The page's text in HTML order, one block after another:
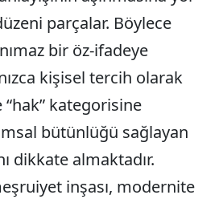
parçalar. Böylece
bir öz-ifadeye
kişisel tercih olarak
“hak” kategorisine
bütünlüğü sağlayan
dikkate almaktadır.
inşası, modernite